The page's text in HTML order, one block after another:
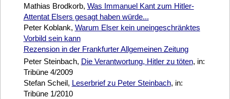
Mathias Brodkorb, Was Immanuel Kant zum Hitler-
Attentat Elsers gesagt haben würde...
Peter Koblank, Warum Elser kein uneingeschränktes
Vorbild sein kann
Rezension in der Frankfurter Allgemeinen Zeitung
Peter Steinbach, Die Verantwortung, Hitler zu töten, in:
Tribüne 4/2009
Stefan Scheil, Leserbrief zu Peter Steinbach, in:
Tribüne 1/2010